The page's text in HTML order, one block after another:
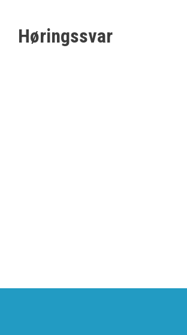
Høringssvar